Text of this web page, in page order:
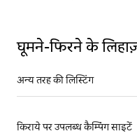
घूमने-फिरने के
अन्य तरह की लिस्टिंग
किराये पर उपलब्ध कैम्पिंग साइटें